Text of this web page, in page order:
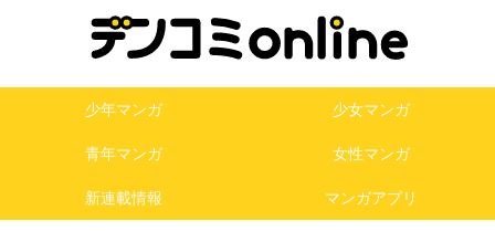
少年マンガ 少女マンガ
青年マンガ 女性マンガ
新連載情報 マンガアプリ